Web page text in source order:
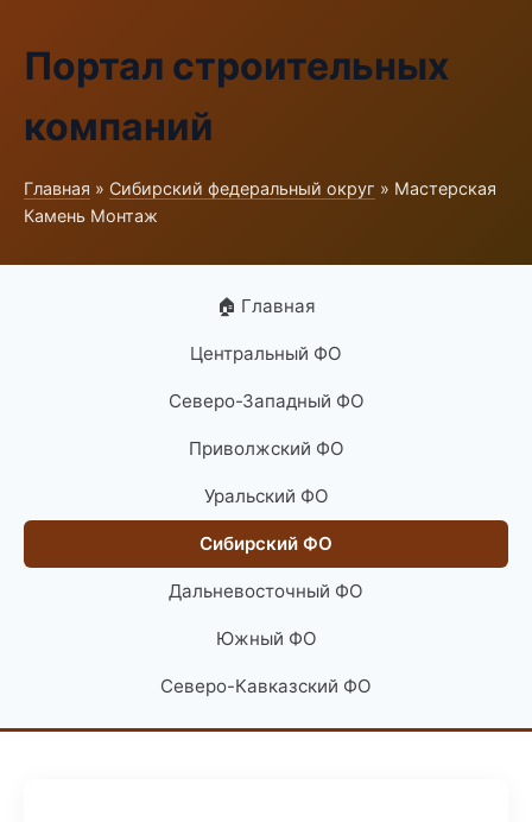
Портал строительных
компаний
Главная » Сибирский федеральный округ » Мастерская
Камень Монтаж
🏠 Главная
Центральный ФО
Северо-Западный ФО
Приволжский ФО
Уральский ФО
Сибирский ФО
Дальневосточный ФО
Южный ФО
Северо-Кавказский ФО